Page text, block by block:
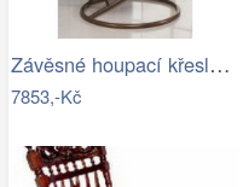
Závěsné houpací křeslo - AX
7853,-Kč